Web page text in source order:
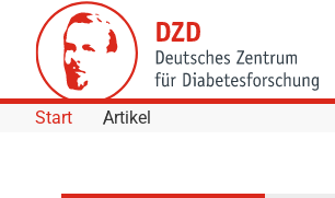
Skip to Content
Start Artikel